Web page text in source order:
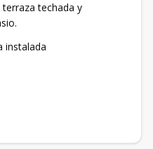
techada y
instalada